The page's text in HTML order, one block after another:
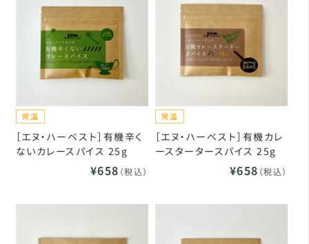
［エヌ・ハーベスト］有機辛く
ないカレースパイス 25g
¥658 （税込）
［エヌ・ハーベスト］有機カレ
ースタータースパイス 25g
¥658 （税込）